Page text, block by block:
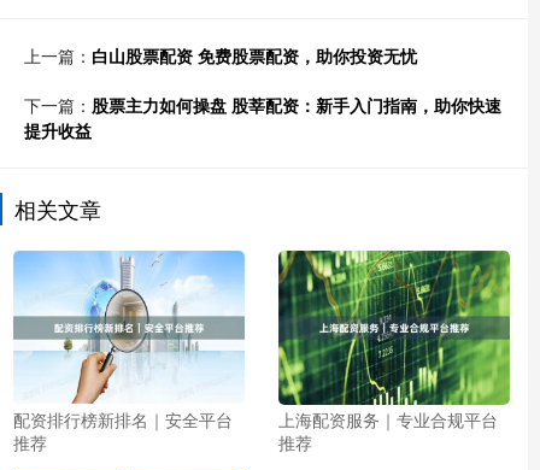
上一篇： 白山股票配资 免费股票配资，助你投资无忧
下一篇： 股票主力如何操盘 股莘配资：新手入门指南，助你快速
提升收益
相关文章
配资排行榜新排名｜安全平台
推荐
上海配资服务｜专业合规平台
推荐